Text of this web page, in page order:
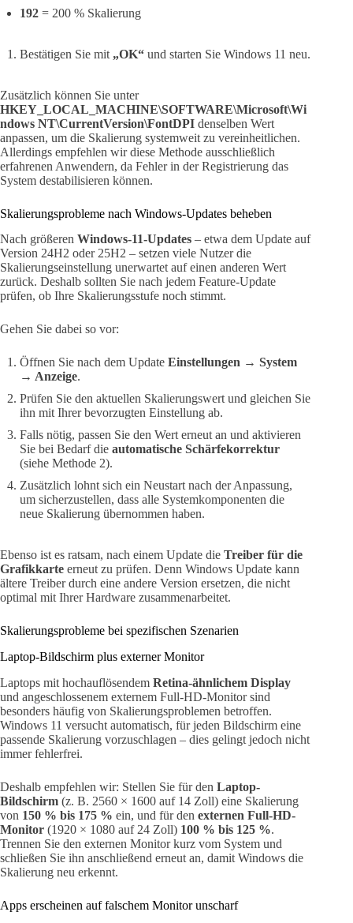
192 = 200 % Skalierung
Bestätigen Sie mit „OK“ und starten Sie Windows 11 neu.
Zusätzlich können Sie unter
HKEY_LOCAL_MACHINE\SOFTWARE\Microsoft\Wi
ndows NT\CurrentVersion\FontDPI denselben Wert
anpassen, um die Skalierung systemweit zu vereinheitlichen.
Allerdings empfehlen wir diese Methode ausschließlich
erfahrenen Anwendern, da Fehler in der Registrierung das
System destabilisieren können.
Skalierungsprobleme nach Windows-Updates beheben
Nach größeren Windows-11-Updates – etwa dem Update auf
Version 24H2 oder 25H2 – setzen viele Nutzer die
Skalierungseinstellung unerwartet auf einen anderen Wert
zurück. Deshalb sollten Sie nach jedem Feature-Update
prüfen, ob Ihre Skalierungsstufe noch stimmt.
Gehen Sie dabei so vor:
Öffnen Sie nach dem Update Einstellungen → System
→ Anzeige.
Prüfen Sie den aktuellen Skalierungswert und gleichen Sie
ihn mit Ihrer bevorzugten Einstellung ab.
Falls nötig, passen Sie den Wert erneut an und aktivieren
Sie bei Bedarf die automatische Schärfekorrektur
(siehe Methode 2).
Zusätzlich lohnt sich ein Neustart nach der Anpassung,
um sicherzustellen, dass alle Systemkomponenten die
neue Skalierung übernommen haben.
Ebenso ist es ratsam, nach einem Update die Treiber für die
Grafikkarte erneut zu prüfen. Denn Windows Update kann
ältere Treiber durch eine andere Version ersetzen, die nicht
optimal mit Ihrer Hardware zusammenarbeitet.
Skalierungsprobleme bei spezifischen Szenarien
Laptop-Bildschirm plus externer Monitor
Laptops mit hochauflösendem Retina-ähnlichem Display
und angeschlossenem externem Full-HD-Monitor sind
besonders häufig von Skalierungsproblemen betroffen.
Windows 11 versucht automatisch, für jeden Bildschirm eine
passende Skalierung vorzuschlagen – dies gelingt jedoch nicht
immer fehlerfrei.
Deshalb empfehlen wir: Stellen Sie für den Laptop-
Bildschirm (z. B. 2560 × 1600 auf 14 Zoll) eine Skalierung
von 150 % bis 175 % ein, und für den externen Full-HD-
Monitor (1920 × 1080 auf 24 Zoll) 100 % bis 125 %.
Trennen Sie den externen Monitor kurz vom System und
schließen Sie ihn anschließend erneut an, damit Windows die
Skalierung neu erkennt.
Apps erscheinen auf falschem Monitor unscharf